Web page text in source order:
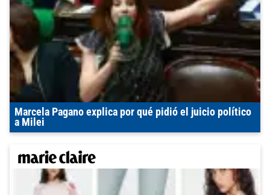
Marcela Pagano explica por qué pidió el juicio político
a Milei